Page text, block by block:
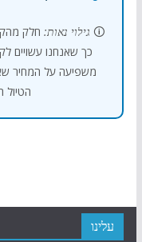
🛈 גילוי נאות: חלק
כך שאנחנו עשויים
משפיעה על המחיר
הטיול
עלינו